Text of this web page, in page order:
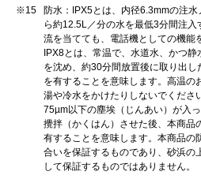
※15
防水：IPX5とは、内径6.3mmの注
ら約12.5L／分の水を最低3分間注
流を当てても、電話機としての機能
IPX8とは、常温で、水道水、かつ
を沈め、約30分間放置後に取り出
を有することを意味します。高温の
湯や冷水をかけたりしないでくださ
75µm以下の塵埃（じんあい）が入
攪拌（かくはん）させた後、本商品
有することを意味します。本商品の
合いを保証するものであり、砂浜の
して保証するものではありません。